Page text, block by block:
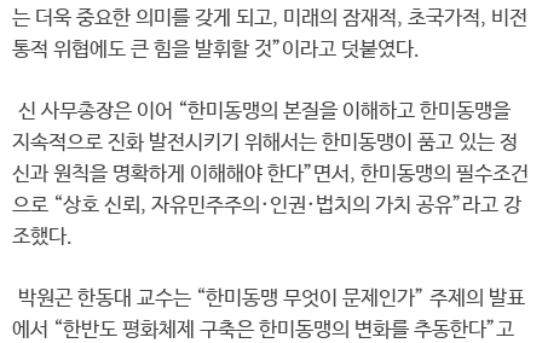
는 더욱 중요한 의미를 갖게 되고, 미래의 잠재적, 초국가적, 비전
통적 위협에도 큰 힘을 발휘할 것”이라고 덧붙였다.
신 사무총장은 이어 “한미동맹의 본질을 이해하고 한미동맹을
지속적으로 진화 발전시키기 위해서는 한미동맹이 품고 있는 정
신과 원칙을 명확하게 이해해야 한다”면서, 한미동맹의 필수조건
으로 “상호 신뢰, 자유민주주의·인권·법치의 가치 공유”라고 강
조했다.
박원곤 한동대 교수는 “한미동맹 무엇이 문제인가” 주제의 발표
에서 “한반도 평화체제 구축은 한미동맹의 변화를 추동한다”고